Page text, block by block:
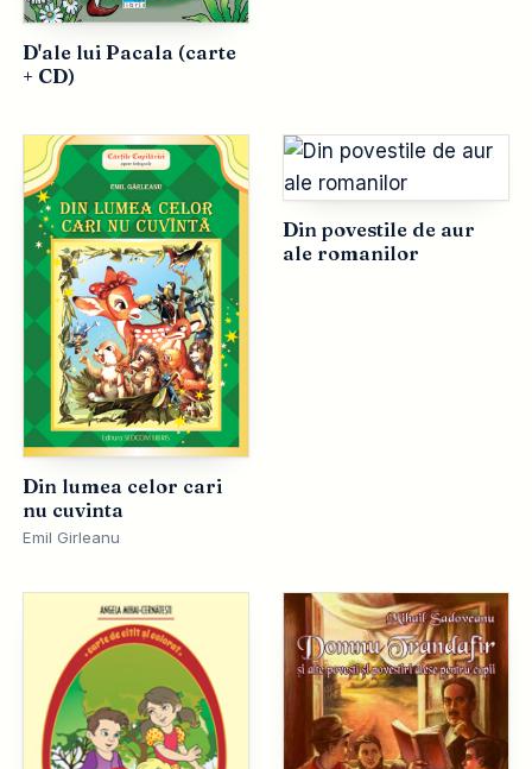
D'ale lui Pacala (carte
+ CD)
Din lumea celor cari
nu cuvinta
Emil Girleanu
Din povestile de aur
ale romanilor